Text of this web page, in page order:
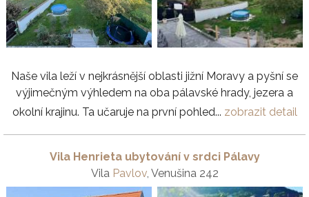
Naše vila leží v nejkrásnější oblasti jižní Moravy a pyšní se
výjimečným výhledem na oba pálavské hrady, jezera a
okolní krajinu. Ta učaruje na první pohled... zobrazit detail
Vila Henrieta ubytování v srdci Pálavy
Vila Pavlov, Venušina 242